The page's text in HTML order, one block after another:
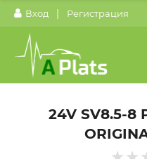
Вход | Регистрация
24V SV8.5-8